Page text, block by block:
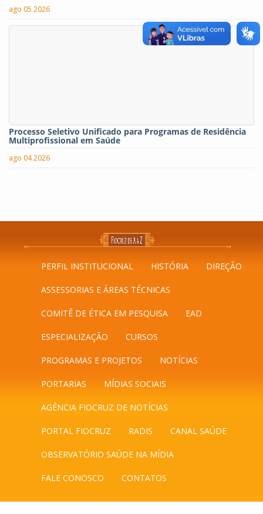
ago 05 2026
Processo Seletivo Unificado para Programas de Residência
Multiprofissional em Saúde
ago 04 2026
PERFIL INSTITUCIONAL HISTÓRIA DIREÇÃO
ASSESSORIAS E ÁREAS TÉCNICAS
COMITÊ DE ÉTICA EM PESQUISA EAD
ESPECIALIZAÇÃO CURSOS
PROGRAMAS E PROJETOS NOTÍCIAS
PORTARIAS MÍDIAS SOCIAIS
AGÊNCIA FIOCRUZ DE NOTÍCIAS
PORTAL FIOCRUZ RADIS CANAL SAÚDE
OBSERVATÓRIO SAÚDE NA MÍDIA
FALE CONOSCO CONTATOS